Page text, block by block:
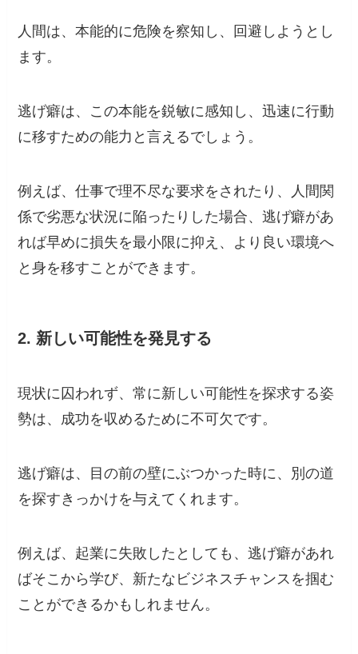
人間は、本能的に危険を察知し、回避しようとし
ます。
逃げ癖は、この本能を鋭敏に感知し、迅速に行動
に移すための能力と言えるでしょう。
例えば、仕事で理不尽な要求をされたり、人間関
係で劣悪な状況に陥ったりした場合、逃げ癖があ
れば早めに損失を最小限に抑え、より良い環境へ
と身を移すことができます。
2. 新しい可能性を発見する
現状に囚われず、常に新しい可能性を探求する姿
勢は、成功を収めるために不可欠です。
逃げ癖は、目の前の壁にぶつかった時に、別の道
を探すきっかけを与えてくれます。
例えば、起業に失敗したとしても、逃げ癖があれ
ばそこから学び、新たなビジネスチャンスを掴む
ことができるかもしれません。